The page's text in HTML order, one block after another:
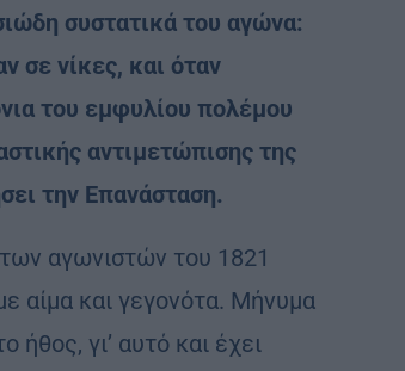
συστατικά του αγώνα:
σε νίκες, και όταν
του εμφυλίου πολέμου
αντιμετώπισης της
την Επανάσταση.
αγωνιστών του 1821
αίμα και γεγονότα. Μήνυμα
γι’ αυτό και έχει